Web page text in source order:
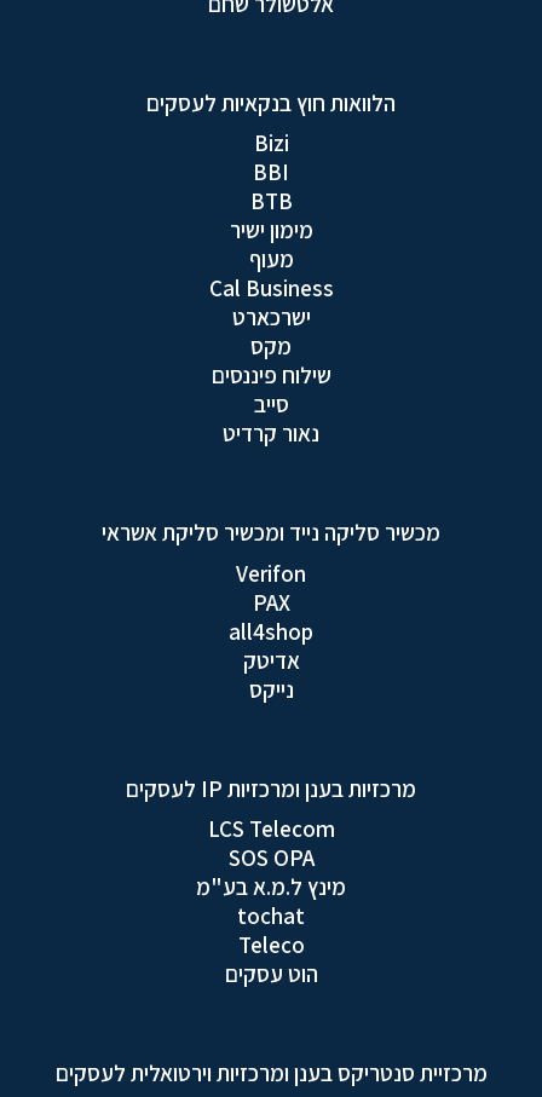
הלוואות חוץ בנקאיות לעסקים
Bizi
BBI
BTB
מימון ישיר
מעוף
Cal Business
ישרכארט
מקס
שילוח פיננסים
סייב
נאור קרדיט
מכשיר סליקה נייד ומכשיר סליקת אשראי
Verifon
PAX
all4shop
אדיטק
נייקס
מרכזיות בענן ומרכזיות IP לעסקים
LCS Telecom
SOS OPA
מינץ ל.מ.א בע"מ
tochat
Teleco
הוט עסקים
מרכזיית סנטריקס בענן ומרכזיות וירטואלית לעסקים